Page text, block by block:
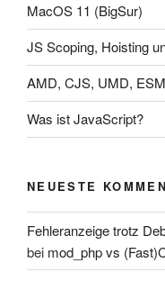
MacOS 11 (BigSur)
JS Scoping, Hoisting
AMD, CJS, UMD,
Was ist JavaScript?
NEUESTE
Fehleranzeige trotz
bei mod_php vs